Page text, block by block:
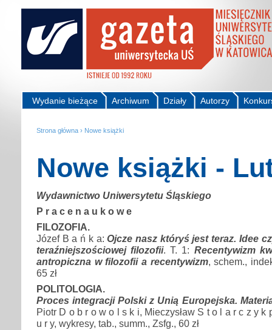
Autorzy
Działy
Archiwum
Wydanie bieżące
Strona główna › Nowe książki
Nowe książki -
Wydawnictwo Uniwersytetu Śląskiego
P r a c e n a u k o w e
FILOZOFIA.
Józef B a ń k a:Ojcze nasz któryś jest teraz. Idee
teraźniejszościowej filozofii. T. 1: Recentywizm
antropiczna w filozofii a recentywizm, schem.,
65 zł
POLITOLOGIA.
Proces integracji Polski z Unią Europejska.
Piotr D o b r o w o l s k i, Mieczysław S t o l a r c z y k
u r y, wykresy, tab., summ., Zsfg., 60 zł